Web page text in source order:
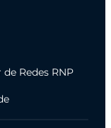
Redes RNP